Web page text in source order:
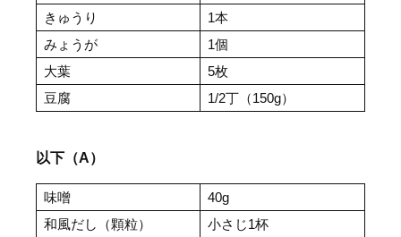
きゅうり
1本
みょうが
1個
大葉
5枚
豆腐
1/2丁（150g）
以下（A）
味噌
40g
和風だし（顆粒）
小さじ1杯